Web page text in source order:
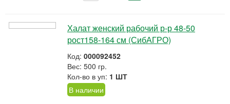
Халат женский рабочий р-р 48-50
рост158-164 см (СибАГРО)
Код: 000092452
Вес: 500 гр.
Кол-во в уп: 1 ШТ
В наличии